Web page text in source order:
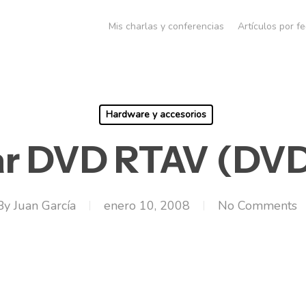
Mis charlas y conferencias Artículos por
Hardware y accesorios
DVD RTAV
Juan García enero 10, 2008 No Comments